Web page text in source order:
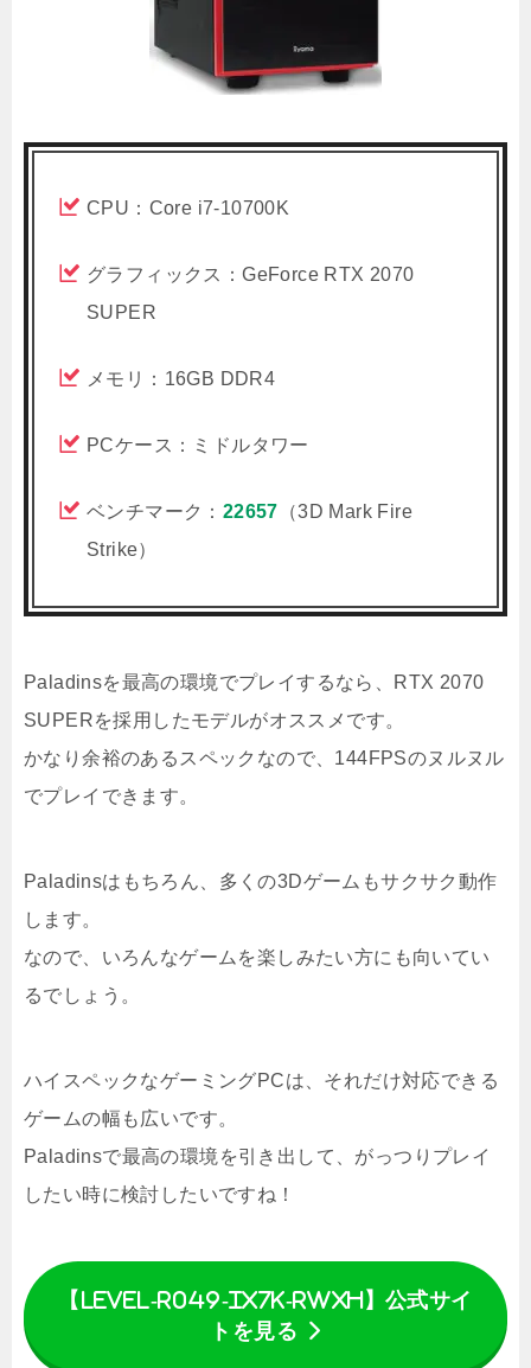
CPU：Core i7-10700K
グラフィックス：GeForce RTX 2070
SUPER
メモリ：16GB DDR4
PCケース：ミドルタワー
ベンチマーク： 22657 （3D Mark Fire
Strike）
Paladinsを最高の環境でプレイするなら、RTX 2070
SUPERを採用したモデルがオススメです。
かなり余裕のあるスペックなので、144FPSのヌルヌル
でプレイできます。
Paladinsはもちろん、多くの3Dゲームもサクサク動作
します。
なので、いろんなゲームを楽しみたい方にも向いてい
るでしょう。
ハイスペックなゲーミングPCは、それだけ対応できる
ゲームの幅も広いです。
Paladinsで最高の環境を引き出して、がっつりプレイ
したい時に検討したいですね！
【LEVEL-R049-iX7K-RWXH】公式サイ
トを見る